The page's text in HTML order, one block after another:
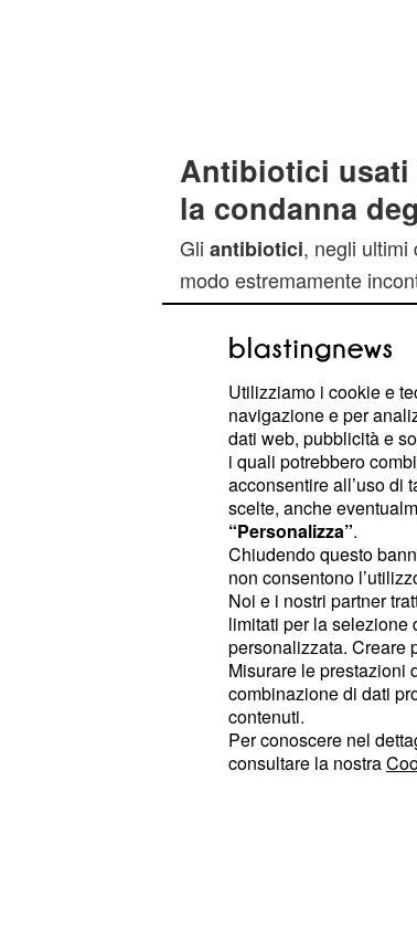
Antibiotici
la condanna
Gli antibiotici, negli ultimi
modo estremamente
conseguenza di avere
di nuovi batteri molto
conosciute fino ad ora. Il
esperti del settore
gene denominato “Mcr-1”
resistente allaColistina,
generazione e sceso
proprio per combattere e
riscontrata nel campo
è un antibiotico molto
veniva più utilizzato per i
collaterali, in particolar
Utilizziamo i cookie e
navigazione e per
dati web, pubblicità e
i quali potrebbero
acconsentire all’uso di
scelte, anche
“Personalizza”.
Chiudendo questo
non consentono
Noi e i nostri partner
limitati per la
personalizzata. Creare
Misurare le prestazioni
combinazione di dati
contenuti.
Per conoscere nel
consultare la nostra